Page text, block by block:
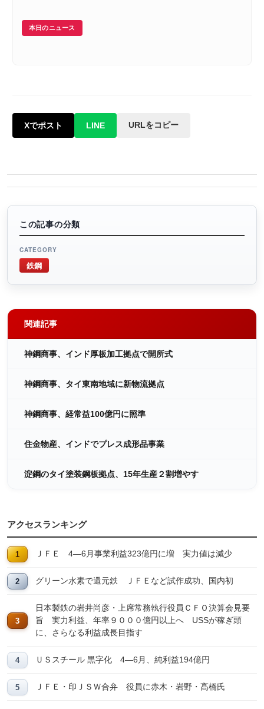
本日のニュース
Xでポスト LINE URLをコピー
この記事の分類
CATEGORY
鉄鋼
関連記事
神鋼商事、インド厚板加工拠点で開所式
神鋼商事、タイ東南地域に新物流拠点
神鋼商事、経常益100億円に照準
住金物産、インドでプレス成形品事業
淀鋼のタイ塗装鋼板拠点、15年生産２割増やす
アクセスランキング
ＪＦＥ 4―6月事業利益323億円に増 実力値は減少
グリーン水素で還元鉄 ＪＦＥなど試作成功、国内初
日本製鉄の岩井尚彦・上席常務執行役員ＣＦＯ決算会見要
旨 実力利益、年率９０００億円以上へ USSが稼ぎ頭
に、さらなる利益成長目指す
ＵＳスチール 黒字化 4―6月、純利益194億円
ＪＦＥ・印ＪＳＷ合弁 役員に赤木・岩野・髙橋氏